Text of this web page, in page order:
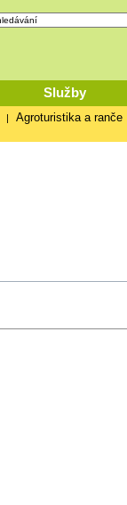
Služby
| Agroturistika a ranče